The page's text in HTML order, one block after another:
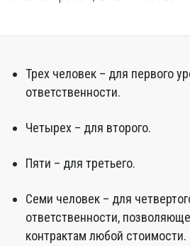
Трех человек – для первого
ответственности.
Четырех – для второго.
Пяти – для третьего.
Семи человек – для
ответственности,
контрактам любой стоимости.